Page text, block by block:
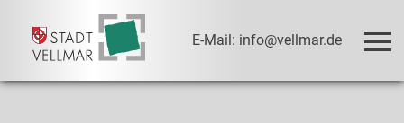
E-Mail: info@vellmar.de